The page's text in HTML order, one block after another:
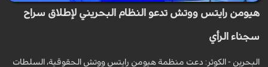
هيومن رايتس ووتش تدعو النظام البحريني لإطلاق سراح
سجناء الرأي
البحرين - الكوثر: دعت منظمة هيومن رايتس ووتش الحقوقية، السلطات